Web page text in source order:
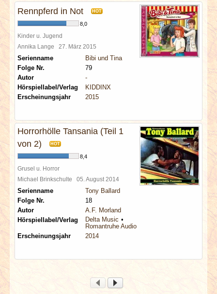
Rennpferd in Not HOT
8,0
Kinder u. Jugend
Annika Lange 27. März 2015
Serienname
Bibi und Tina
Folge Nr.
79
Autor
-
Hörspiellabel/Verlag
KIDDINX
Erscheinungsjahr
2015
Horrorhölle Tansania (Teil 1
von 2)
HOT
8,4
Grusel u. Horror
Michael Brinkschulte 05. August 2014
Serienname
Tony Ballard
Folge Nr.
18
Autor
A.F. Morland
Hörspiellabel/Verlag
Delta Music
Romantruhe Audio
Erscheinungsjahr
2014